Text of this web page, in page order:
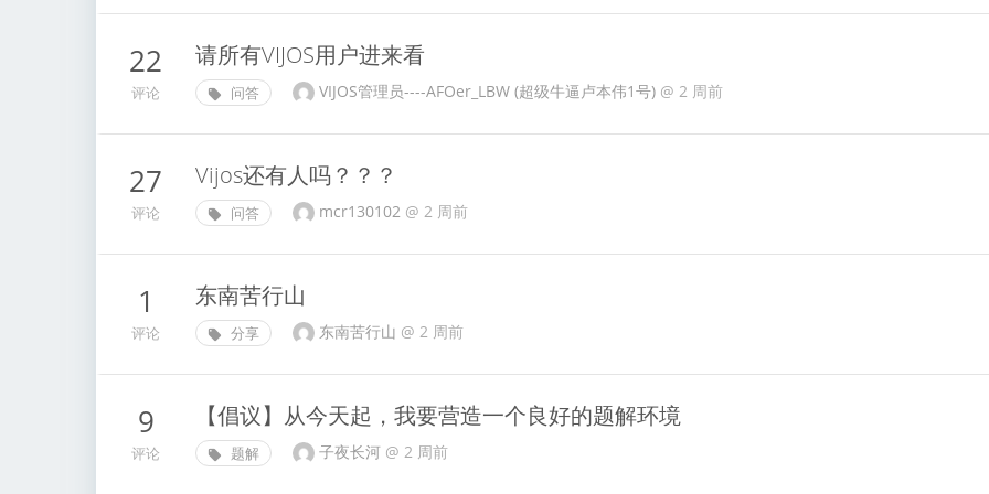
22
评论
请所有VIJOS用户进来看
问答 VIJOS管理员----AFOer_LBW (超级牛逼卢本伟1号) @ 2 周前
27
评论
Vijos还有人吗？？？
问答 mcr130102 @ 2 周前
1
评论
东南苦行山
分享 东南苦行山 @ 2 周前
9
评论
【倡议】从今天起，我要营造一个良好的题解环境
题解 子夜长河 @ 2 周前